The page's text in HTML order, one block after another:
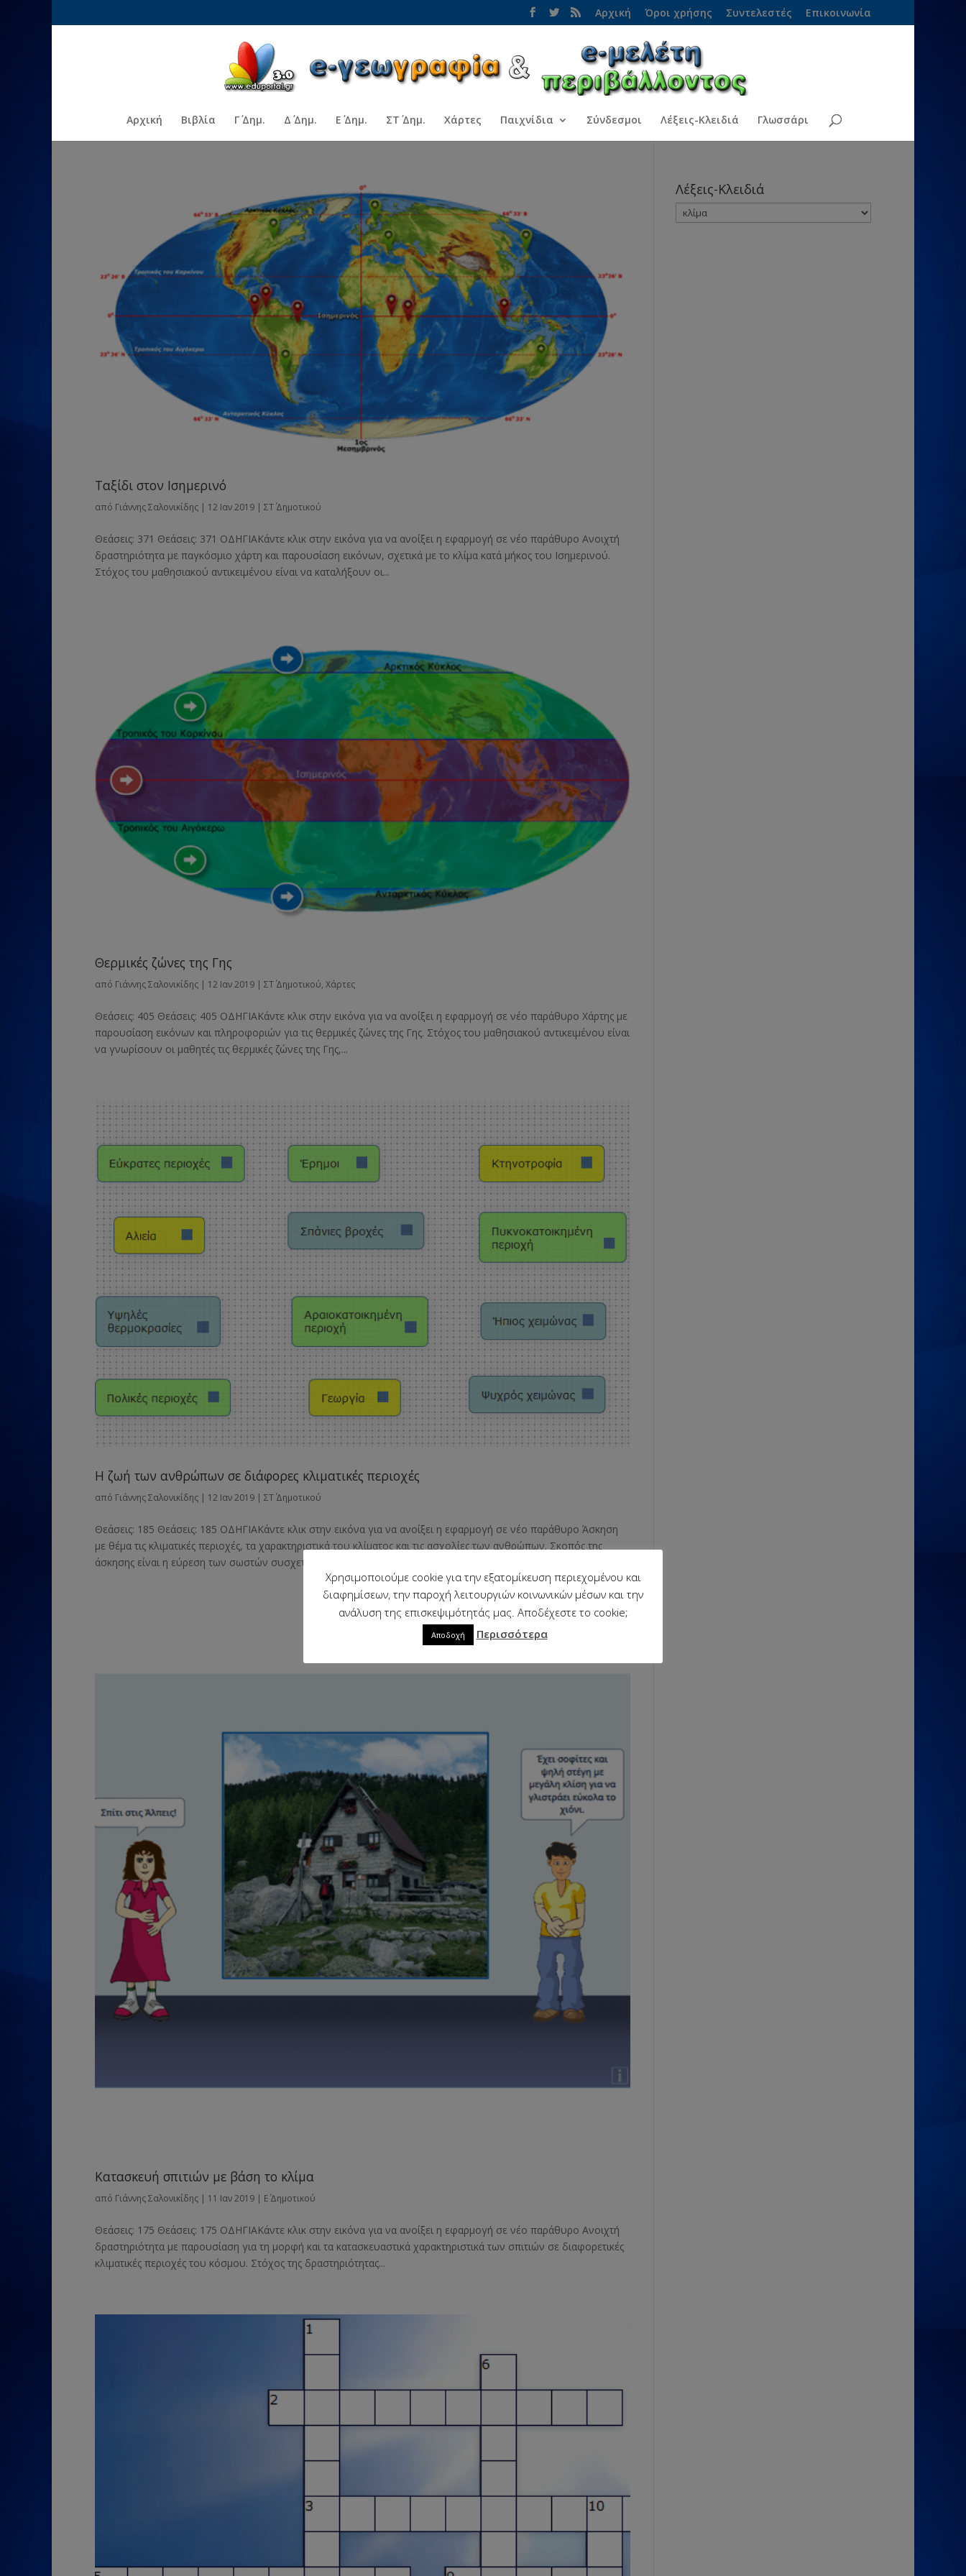
Αρχική Όροι χρήσης Συντελεστές Επικοινωνία
Αρχική Βιβλία Γ΄ Δημ. Δ΄ Δημ. Ε΄ Δημ. ΣΤ΄ Δημ. Χάρτες Παιχνίδια Σύνδεσμοι Λέξεις-Κλειδιά Γλωσσάρι
Ταξίδι στον Ισημερινό
από Γιάννης Σαλονικίδης | 12 Ιαν 2019 | ΣΤ΄ Δημοτικού
Θεάσεις: 371 Θεάσεις: 371 ΟΔΗΓΙΑΚάντε κλικ στην εικόνα για να ανοίξει η εφαρμογή σε νέο παράθυρο Ανοιχτή
δραστηριότητα με παγκόσμιο χάρτη και παρουσίαση εικόνων, σχετικά με το κλίμα κατά μήκος του Ισημερινού.
Στόχος του μαθησιακού αντικειμένου είναι να καταλήξουν οι...
Θερμικές ζώνες της Γης
από Γιάννης Σαλονικίδης | 12 Ιαν 2019 | ΣΤ΄ Δημοτικού, Χάρτες
Θεάσεις: 405 Θεάσεις: 405 ΟΔΗΓΙΑΚάντε κλικ στην εικόνα για να ανοίξει η εφαρμογή σε νέο παράθυρο Χάρτης με
παρουσίαση εικόνων και πληροφοριών για τις θερμικές ζώνες της Γης. Στόχος του μαθησιακού αντικειμένου είναι
να γνωρίσουν οι μαθητές τις θερμικές ζώνες της Γης,...
Η ζωή των ανθρώπων σε διάφορες κλιματικές περιοχές
από Γιάννης Σαλονικίδης | 12 Ιαν 2019 | ΣΤ΄ Δημοτικού
Θεάσεις: 185 Θεάσεις: 185 ΟΔΗΓΙΑΚάντε κλικ στην εικόνα για να ανοίξει η εφαρμογή σε νέο παράθυρο Άσκηση
με θέμα τις κλιματικές περιοχές, τα χαρακτηριστικά του κλίματος και τις ασχολίες των ανθρώπων. Σκοπός της
άσκησης είναι η εύρεση των σωστών συσχετισμών ανάμεσα στις...
Κατασκευή σπιτιών με βάση το κλίμα
από Γιάννης Σαλονικίδης | 11 Ιαν 2019 | Ε΄ Δημοτικού
Θεάσεις: 175 Θεάσεις: 175 ΟΔΗΓΙΑΚάντε κλικ στην εικόνα για να ανοίξει η εφαρμογή σε νέο παράθυρο Ανοιχτή
δραστηριότητα με παρουσίαση για τη μορφή και τα κατασκευαστικά χαρακτηριστικά των σπιτιών σε διαφορετικές
κλιματικές περιοχές του κόσμου. Στόχος της δραστηριότητας...
Λέξεις-Κλειδιά
Χρησιμοποιούμε cookie για την εξατομίκευση περιεχομένου και
διαφημίσεων, την παροχή λειτουργιών κοινωνικών μέσων και την
ανάλυση της επισκεψιμότητάς μας. Αποδέχεστε το cookie;
Αποδοχή Περισσότερα